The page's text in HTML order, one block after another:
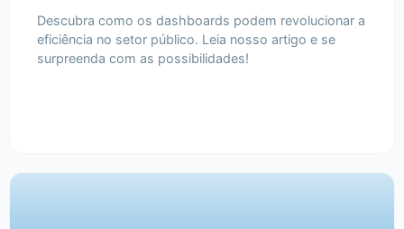
Descubra como os dashboards podem revolucionar a
eficiência no setor público. Leia nosso artigo e se
surpreenda com as possibilidades!